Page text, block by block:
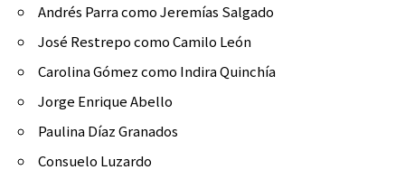
Andrés Parra como Jeremías Salgado
José Restrepo como Camilo León
Carolina Gómez como Indira Quinchía
Jorge Enrique Abello
Paulina Díaz Granados
Consuelo Luzardo